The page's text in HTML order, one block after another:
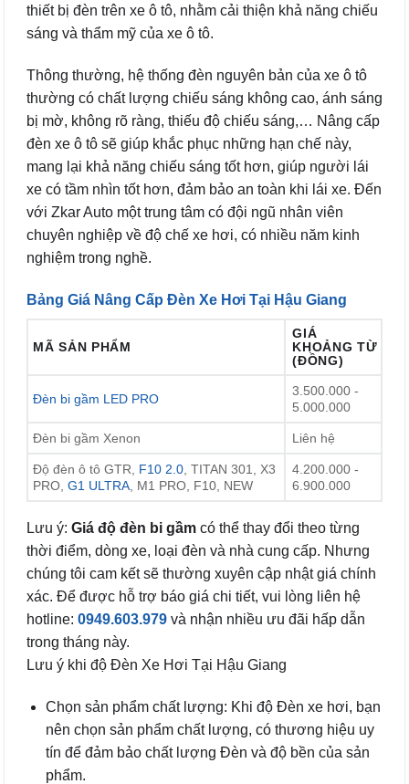
thiết bị đèn trên xe ô tô, nhằm cải thiện khả năng chiếu
sáng và thẩm mỹ của xe ô tô.
Thông thường, hệ thống đèn nguyên bản của xe ô tô
thường có chất lượng chiếu sáng không cao, ánh sáng
bị mờ, không rõ ràng, thiếu độ chiếu sáng,… Nâng cấp
đèn xe ô tô sẽ giúp khắc phục những hạn chế này,
mang lại khả năng chiếu sáng tốt hơn, giúp người lái
xe có tầm nhìn tốt hơn, đảm bảo an toàn khi lái xe. Đến
với Zkar Auto một trung tâm có đội ngũ nhân viên
chuyên nghiệp về độ chế xe hơi, có nhiều năm kinh
nghiệm trong nghề.
Bảng Giá Nâng Cấp Đèn Xe Hơi Tại Hậu Giang
MÃ SẢN PHẨM
GIÁ
KHOẢNG TỪ
(ĐỒNG)
Đèn bi gầm LED PRO
3.500.000 -
5.000.000
Đèn bi gầm Xenon Liên hệ
Độ đèn ô tô GTR, F10 2.0 , TITAN 301, X3
PRO, G1 ULTRA , M1 PRO, F10, NEW
4.200.000 -
6.900.000
Lưu ý: Giá độ đèn bi gầm có thể thay đổi theo từng
thời điểm, dòng xe, loại đèn và nhà cung cấp. Nhưng
chúng tôi cam kết sẽ thường xuyên cập nhật giá chính
xác. Để được hỗ trợ báo giá chi tiết, vui lòng liên hệ
hotline: 0949.603.979 và nhận nhiều ưu đãi hấp dẫn
trong tháng này.
Lưu ý khi độ Đèn Xe Hơi Tại Hậu Giang
Chọn sản phẩm chất lượng: Khi độ Đèn xe hơi, bạn
nên chọn sản phẩm chất lượng, có thương hiệu uy
tín để đảm bảo chất lượng Đèn và độ bền của sản
phẩm.